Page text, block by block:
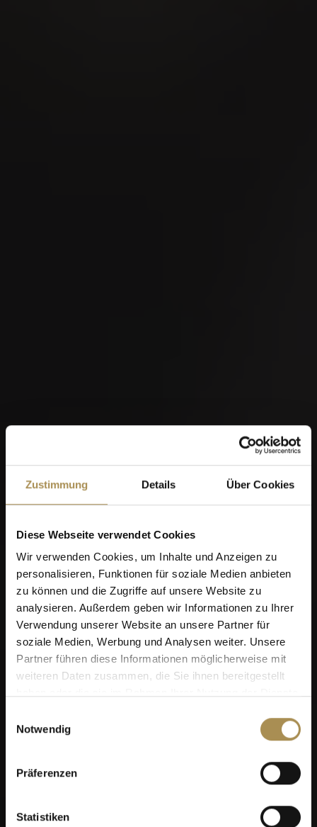
Zustimmung Details Über Cookies
Diese Webseite verwendet Cookies
Wir verwenden Cookies, um Inhalte und Anzeigen zu
personalisieren, Funktionen für soziale Medien anbieten
zu können und die Zugriffe auf unsere Website zu
analysieren. Außerdem geben wir Informationen zu Ihrer
Verwendung unserer Website an unsere Partner für
soziale Medien, Werbung und Analysen weiter. Unsere
Partner führen diese Informationen möglicherweise mit
weiteren Daten zusammen, die Sie ihnen bereitgestellt
Notwendig
Präferenzen
Statistiken